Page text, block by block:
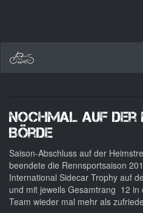
Nochmal auf der
Börde
Saison-Abschluss auf der
beendete die Rennsportsaison
International Sidecar Trophy auf
und mit jeweils Gesamtrang 12
Team wieder mal mehr als